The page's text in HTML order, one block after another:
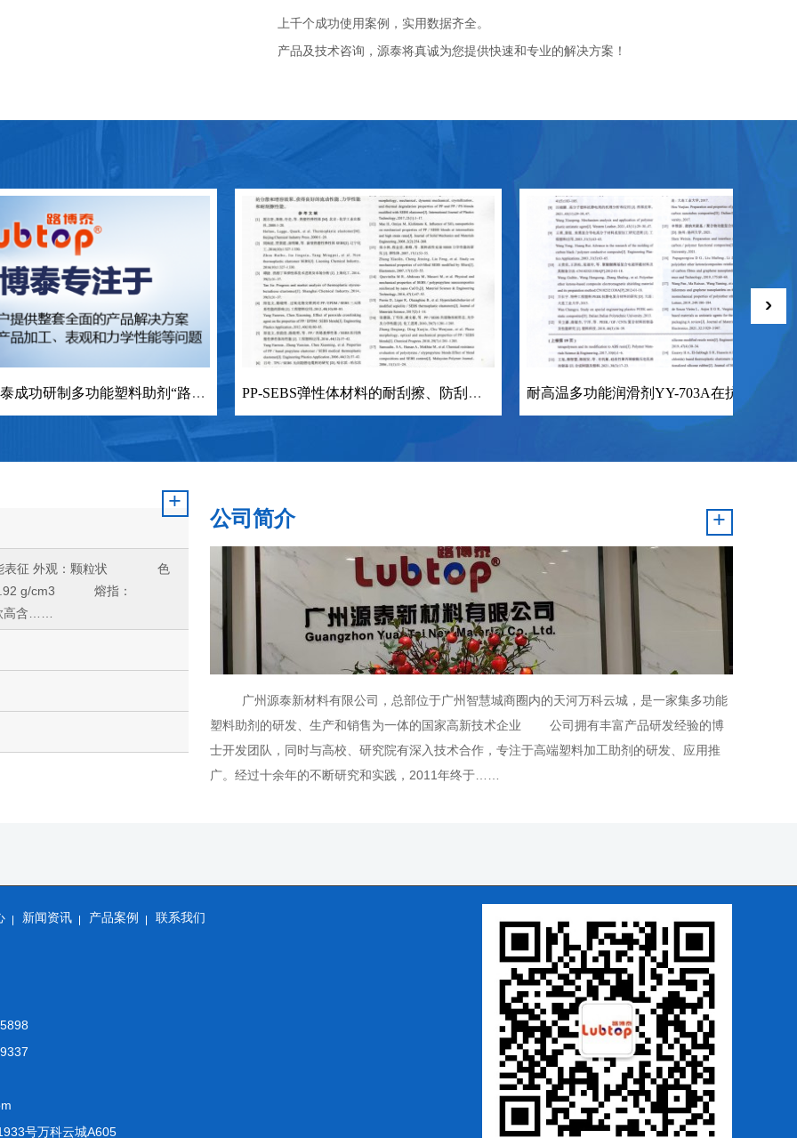
上千个成功使用案例，实用数据齐全。
产品及技术咨询，源泰将真诚为您提供快速和专业的解决方案！
广州源泰成功研制多功能塑料助剂“路博泰Lubtop”， 国内首创！ PP-SEBS弹性体材料的耐刮擦、防刮白和高流动解决新方案 耐高温多功能润滑剂YY-703A在抗静电聚醚醚酮(PEEK）复合材料中的应用
›
+
性能表征 外观：颗粒状 色
g/cm3 熔指：
高含……
公司简介 +
广州源泰新材料有限公司，总部位于广州智慧城商圈内的天河万科云城，是一家集多功能
塑料助剂的研发、生产和销售为一体的国家高新技术企业 公司拥有丰富产品研发经验的博
士开发团队，同时与高校、研究院有深入技术合作，专注于高端塑料加工助剂的研发、应用推
广。经过十余年的不断研究和实践，2011年终于……
新闻资讯 产品案例 联系我们
号万科云城A605